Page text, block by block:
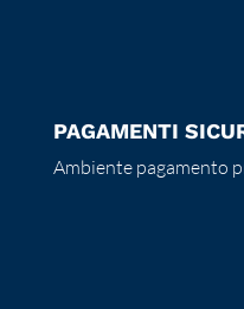
PAGAMENTI
Ambiente pagamento